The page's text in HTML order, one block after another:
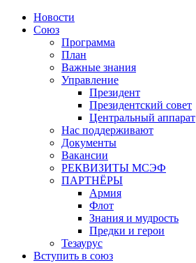
Новости
Союз
Программа
План
Важные знания
Управление
Президент
Президентский совет
Центральный аппарат
Нас поддерживают
Документы
Вакансии
РЕКВИЗИТЫ МСЭФ
ПАРТНЁРЫ
Армия
Флот
Знания и мудрость
Предки и герои
Тезаурус
Вступить в союз